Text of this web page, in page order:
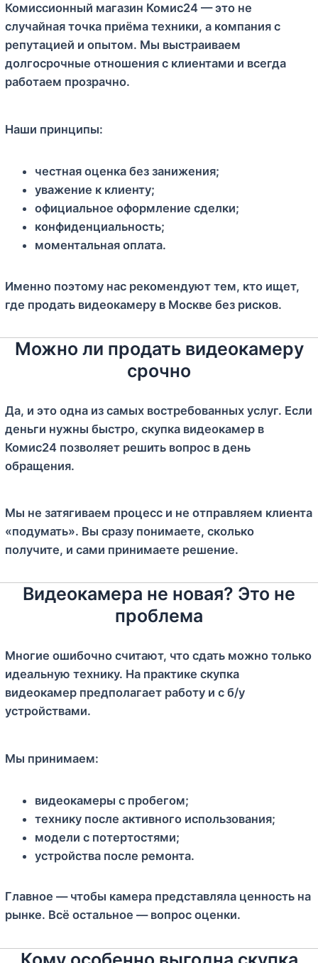
Комиссионный магазин Комис24 — это не
случайная точка приёма техники, а компания с
репутацией и опытом. Мы выстраиваем
долгосрочные отношения с клиентами и всегда
работаем прозрачно.
Наши принципы:
честная оценка без занижения;
уважение к клиенту;
официальное оформление сделки;
конфиденциальность;
моментальная оплата.
Именно поэтому нас рекомендуют тем, кто ищет,
где продать видеокамеру в Москве без рисков.
Можно ли продать видеокамеру
срочно
Да, и это одна из самых востребованных услуг. Если
деньги нужны быстро, скупка видеокамер в
Комис24 позволяет решить вопрос в день
обращения.
Мы не затягиваем процесс и не отправляем клиента
«подумать». Вы сразу понимаете, сколько
получите, и сами принимаете решение.
Видеокамера не новая? Это не
проблема
Многие ошибочно считают, что сдать можно только
идеальную технику. На практике скупка
видеокамер предполагает работу и с б/у
устройствами.
Мы принимаем:
видеокамеры с пробегом;
технику после активного использования;
модели с потертостями;
устройства после ремонта.
Главное — чтобы камера представляла ценность на
рынке. Всё остальное — вопрос оценки.